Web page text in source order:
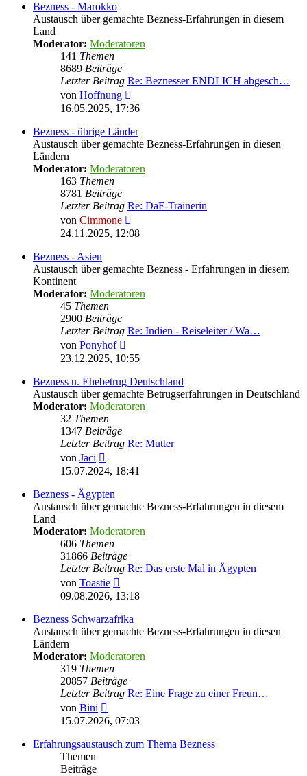
Bezness - Marokko
Austausch über gemachte Bezness-Erfahrungen in diesem
Land
Moderator: Moderatoren
141 Themen
8689 Beiträge
Letzter Beitrag Re: Beznesser ENDLICH abgesch…
von Hoffnung
Beitrag
16.05.2025, 17:36
Bezness - übrige Länder
Austausch über gemachte Bezness-Erfahrungen in diesen
Ländern
Moderator: Moderatoren
163 Themen
8781 Beiträge
Letzter Beitrag Re: DaF-Trainerin
von Cimmone
Beitrag
24.11.2025, 12:08
Bezness - Asien
Austausch über gemachte Bezness - Erfahrungen in diesem
Kontinent
Moderator: Moderatoren
45 Themen
2900 Beiträge
Letzter Beitrag Re: Indien - Reiseleiter / Wa…
von Ponyhof
Beitrag
23.12.2025, 10:55
Bezness u. Ehebetrug Deutschland
Austausch über gemachte Betrugserfahrungen in Deutschland
Moderator: Moderatoren
32 Themen
1347 Beiträge
Letzter Beitrag Re: Mutter
von Jaci
Beitrag
15.07.2024, 18:41
Bezness - Ägypten
Austausch über gemachte Bezness-Erfahrungen in diesem
Land
Moderator: Moderatoren
606 Themen
31866 Beiträge
Letzter Beitrag Re: Das erste Mal in Ägypten
von Toastie
Beitrag
09.08.2026, 13:18
Bezness Schwarzafrika
Austausch über gemachte Bezness-Erfahrungen in diesen
Ländern
Moderator: Moderatoren
319 Themen
20857 Beiträge
Letzter Beitrag Re: Eine Frage zu einer Freun…
von Bini
Beitrag
15.07.2026, 07:03
Erfahrungsaustausch zum Thema Bezness
Themen
Beiträge